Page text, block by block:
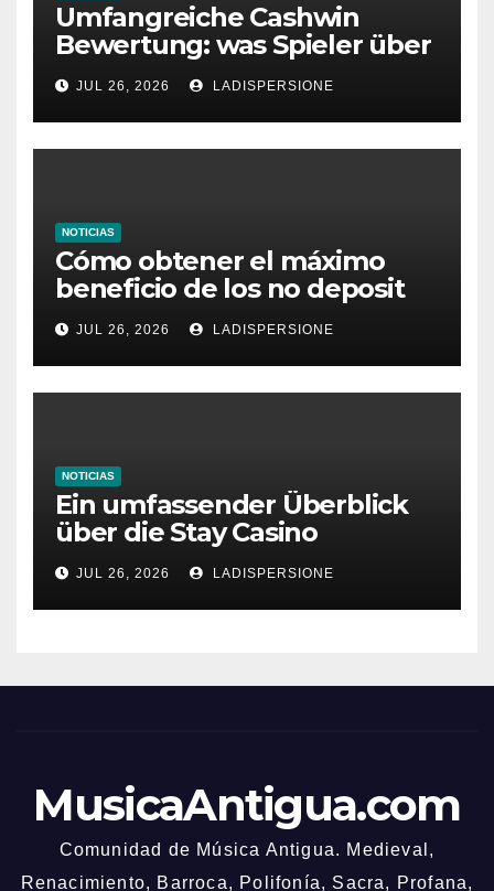
Umfangreiche Cashwin
Bewertung: was Spieler über
dieses Casino denken
JUL 26, 2026 LADISPERSIONE
NOTICIAS
Cómo obtener el máximo
beneficio de los no deposit
bonus codes de roby casino
JUL 26, 2026 LADISPERSIONE
NOTICIAS
Ein umfassender Überblick
über die Stay Casino
Bonusbedingungen
JUL 26, 2026 LADISPERSIONE
MusicaAntigua.com
Comunidad de Música Antigua. Medieval,
Renacimiento, Barroca, Polifonía, Sacra, Profana,